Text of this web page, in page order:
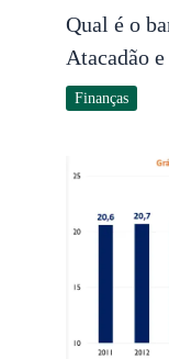
Qual é o
Atacadão
Finanças